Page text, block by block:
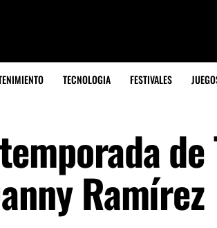
TECNOLOGIA FESTIVALES
de
Ramírez